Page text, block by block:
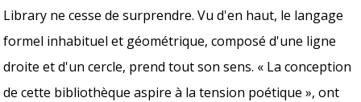
Library ne cesse de surprendre. Vu d'en haut, le langage
formel inhabituel et géométrique, composé d'une ligne
droite et d'un cercle, prend tout son sens. « La conception
de cette bibliothèque aspire à la tension poétique », ont